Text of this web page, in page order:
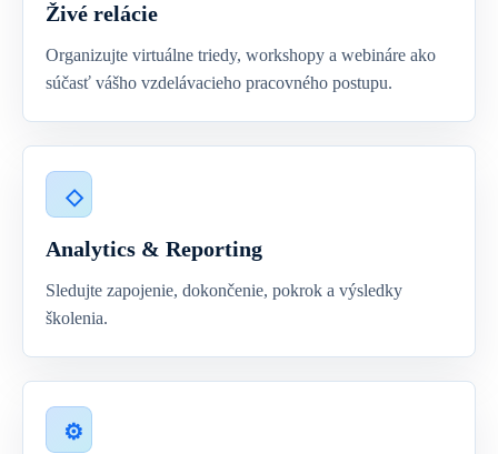
Živé relácie
Organizujte virtuálne triedy, workshopy a webináre ako
súčasť vášho vzdelávacieho pracovného postupu.
Analytics & Reporting
Sledujte zapojenie, dokončenie, pokrok a výsledky
školenia.